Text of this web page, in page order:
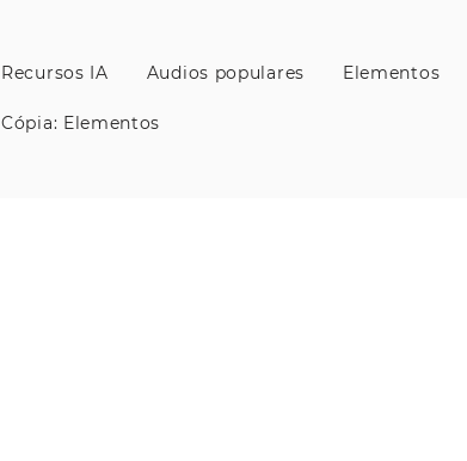
Recursos IA Audios populares Elementos
Cópia: Elementos